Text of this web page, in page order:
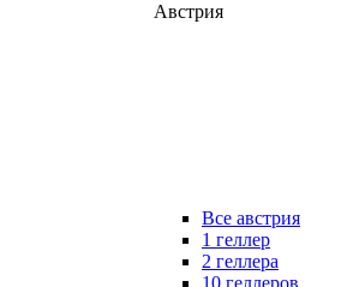
Австрия
Все австрия
1 геллер
2 геллера
10 геллеров